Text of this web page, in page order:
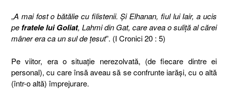
„A mai fost o bătălie cu filistenii. Şi Elhanan, fiul lui Iair, a ucis
pefratele lui Goliat, Lahmi din Gat, care avea o suliţă al cărei
mâner era ca un sul de ţesut”. (I Cronici 20 : 5)
Pe viitor, era o situaţie nerezolvată, (de fiecare dintre ei
personal), cu care însă aveau să se confrunte iarăşi, cu o altă
(într-o altă) împrejurare.